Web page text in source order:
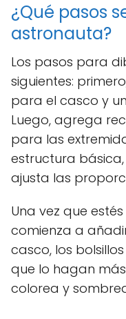
¿Qué pasos
astronauta?
Los pasos para
siguientes:
para el casco y
Luego, agrega
para las
estructura
ajusta las
Una vez que
comienza a
casco, los
que lo hagan
colorea y